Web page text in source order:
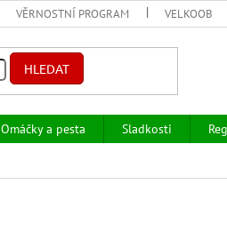
VĚRNOSTNÍ PROGRAM
HLEDAT
Omáčky a pesta Sladkosti